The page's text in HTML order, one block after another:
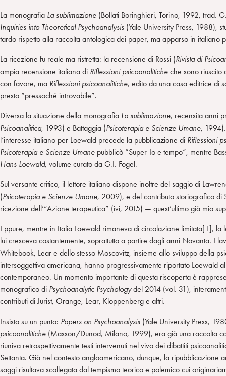
La monografia La sublimazione (Bollati Boringhieri, Torino, 1992, trad.
Inquiries into Theoretical Psychoanalysis (Yale University Press, 1988),
tardo rispetto alla raccolta antologica dei paper, ma apparso in italiano
La ricezione fu reale ma ristretta: la recensione di Rossi (Rivista di
ampia recensione italiana di Riflessioni psicoanalitiche che sono
con favore, ma Riflessioni psicoanalitiche, edito da una casa editrice di
presto “pressoché introvabile”.
Diversa la situazione della monografia La sublimazione, recensita anni
Psicoanalitica, 1993) e Battaggia (Psicoterapia e Scienze Umane,
l’interesse italiano per Loewald precede la pubblicazione di Riflessioni
Psicoterapia e Scienze Umane pubblicò “Super-Io e tempo”, mentre
Hans Loewald, volume curato da G.I. Fogel.
Sul versante critico, il lettore italiano dispone inoltre del saggio di
(Psicoterapia e Scienze Umane, 2009), e del contributo storiografico di
ricezione dell’“Azione terapeutica” (ivi, 2015) — quest’ultimo già mio
Eppure, mentre in Italia Loewald rimaneva di circolazione limitata[1], la
lui cresceva costantemente, soprattutto a partire dagli anni Novanta. I
Whitebook, Lear e dello stesso Moscovitz, insieme allo sviluppo della
intersoggettiva americana, hanno progressivamente riportato Loewald
contemporaneo. Un momento importante di questa riscoperta è
monografico di Psychoanalytic Psychologydel 2014 (vol. 31),
contributi di Jurist, Orange, Lear, Kloppenberg e altri.
Insisto su un punto: Papers on Psychoanalysis (Yale University Press,
psicoanalitiche (Masson/Dunod, Milano, 1999), era già una raccolta
riuniva retrospettivamente testi intervenuti nel vivo dei dibattiti
Settanta. Già nel contesto angloamericano, dunque, la ripubblicazione
saggi risultava scollegata dal tempismo teorico e polemico cui